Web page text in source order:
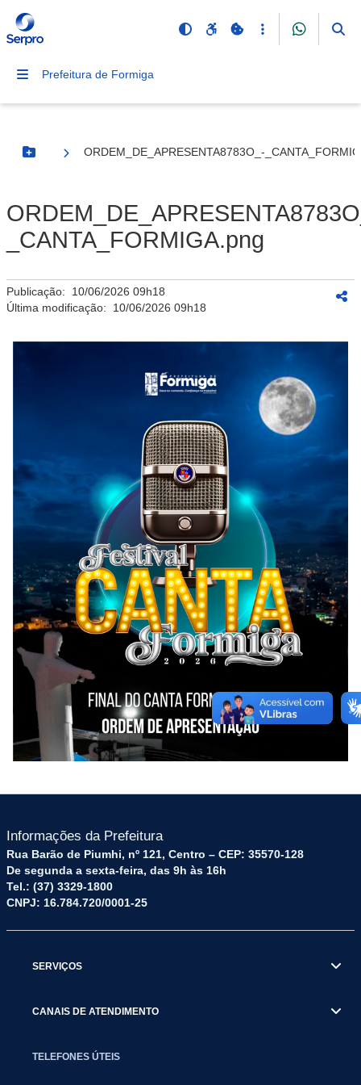
Prefeitura de Formiga
Botão Menu
ORDEM_DE_APRESENTA8783O_-
_CANTA_FORMIGA.png
Publicação: 10/06/2026 09h18
Última modificação: 10/06/2026 09h18
Informações da Prefeitura
Rua Barão de Piumhi, nº 121, Centro – CEP: 35570-128
De segunda a sexta-feira, das 9h às 16h
Tel.: (37) 3329-1800
CNPJ: 16.784.720/0001-25
SERVIÇOS
CANAIS DE ATENDIMENTO
TELEFONES ÚTEIS